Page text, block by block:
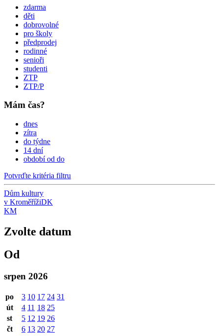
zdarma
děti
dobrovolné
pro školy
předprodej
rodinné
senioři
studenti
ZTP
ZTP/P
Mám čas?
dnes
zítra
do týdne
14 dní
období od do
Potvrďte kritéria filtru
Dům kultury
v KroměřížiDK
KM
Zvolte datum
Od
srpen 2026
po 3 10 17 24 31
út
4 11 18 25
st
5 12 19 26
čt
6 13 20 27